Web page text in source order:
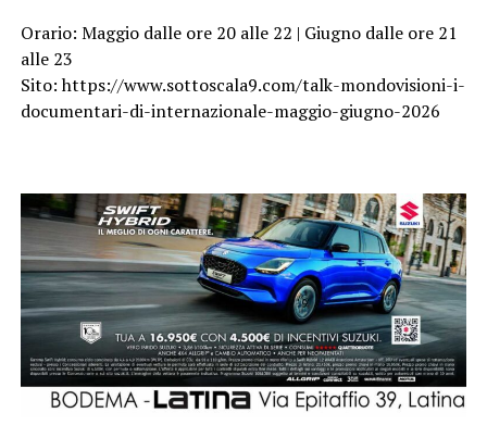
Orario: Maggio dalle ore 20 alle 22 | Giugno dalle ore 21
alle 23
Sito: https://www.sottoscala9.com/talk-mondovisioni-i-
documentari-di-internazionale-maggio-giugno-2026